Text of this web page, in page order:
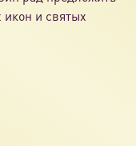
и святых